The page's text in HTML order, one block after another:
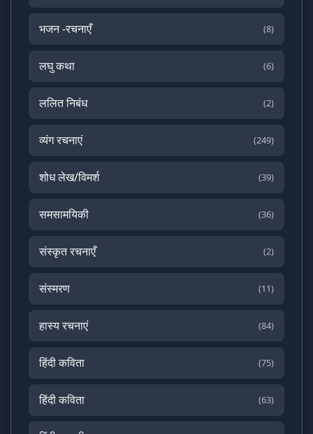
भजन -रचनाएँ (8)
लघु कथा (6)
ललित निबंध (2)
व्यंग रचनाएं (249)
शोध लेख/विमर्श (39)
समसामयिकी (36)
संस्कृत रचनाएँ (2)
संस्मरण (11)
हास्य रचनाएं (84)
हिंदी कविता (75)
हिंदी कविता (63)